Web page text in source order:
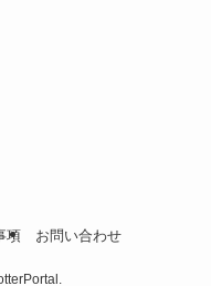
項 お問い合わせ